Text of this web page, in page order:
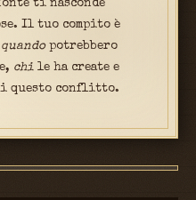
ti nasconde
Il tuo compito è
quandopotrebbero
chile ha create e
questo conflitto.